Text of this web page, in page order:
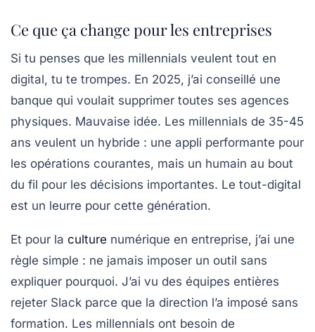
Ce que ça change pour les entreprises
Si tu penses que les millennials veulent tout en
digital, tu te trompes. En 2025, j’ai conseillé une
banque qui voulait supprimer toutes ses agences
physiques. Mauvaise idée. Les millennials de 35-45
ans veulent un hybride : une appli performante pour
les opérations courantes, mais un humain au bout
du fil pour les décisions importantes. Le tout-digital
est un leurre pour cette génération.
Et pour la culture numérique en entreprise, j’ai une
règle simple : ne jamais imposer un outil sans
expliquer pourquoi. J’ai vu des équipes entières
rejeter Slack parce que la direction l’a imposé sans
formation. Les millennials ont besoin de